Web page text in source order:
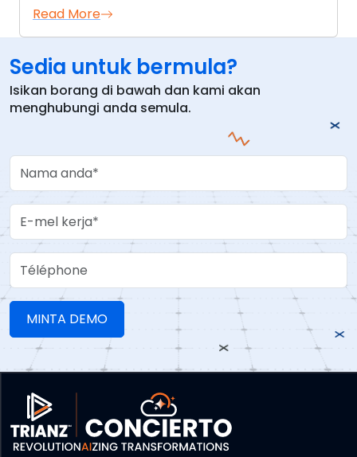
Read More
Sedia untuk bermula?
Isikan borang di bawah dan kami akan
menghubungi anda semula.
Your Name
Work Email
Téléphone